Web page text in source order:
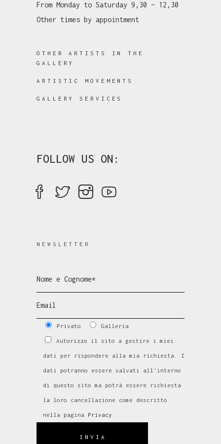
From Monday to Saturday 9,30 – 12,30
Other times by appointment
OTHER ARTISTS IN THE
GALLERY
ARTISTIC MOVEMENTS
GALLERY SERVICES
FOLLOW US ON:
NEWSLETTER
Privato Galleria
Autorizzo il sito a gestire i miei
dati per rispondere alla mia richiesta. I
dati potranno essere salvati all'interno
di questo sito ma potrà essere richiesta
la loro cancellazione come descritto
nella pagina Privacy
INVIA